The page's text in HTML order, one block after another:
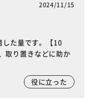
2024/11/15
した量です。【10
取り置きなどに助か
役に立った